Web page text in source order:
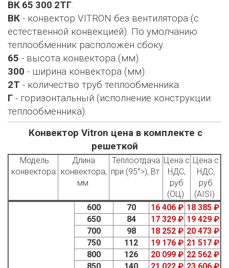
ВК.65.300.2ТГ:
ВК - конвектор VITRON без вентилятора (с
естественной конвекцией). По умолчанию
теплообменник расположен сбоку.
65 - высота конвектора (мм).
300 - ширина конвектора (мм).
2Т - количество труб теплообменника.
Г - горизонтальный (исполнение конструкции
теплообменника).
Конвектор Vitron цена в комплекте с
решеткой
Модель
конвектора
Длина
конвектора,
мм
Теплоотдача
при (95°>), Вт
Цена с
НДС,
руб
(ОЦ)
Цена с
НДС,
руб
(AISI)
600
70 16 406 ₽ 18 385 ₽
650
84 17 329 ₽ 19 429 ₽
700
98 18 252 ₽ 20 473 ₽
750
112 19 176 ₽ 21 517 ₽
800
126 20 099 ₽ 22 562 ₽